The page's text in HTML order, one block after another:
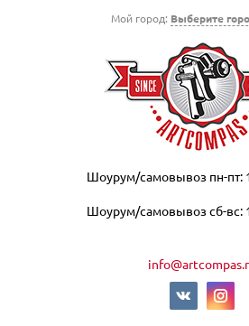
Мой город: Выберите
Шоурум/самовывоз пн-пт:
Шоурум/самовывоз сб-вс: